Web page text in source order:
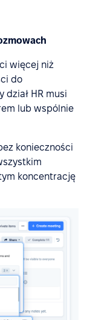
więcej niż
do
dział HR musi
lub wspólnie
konieczności
koncentrację